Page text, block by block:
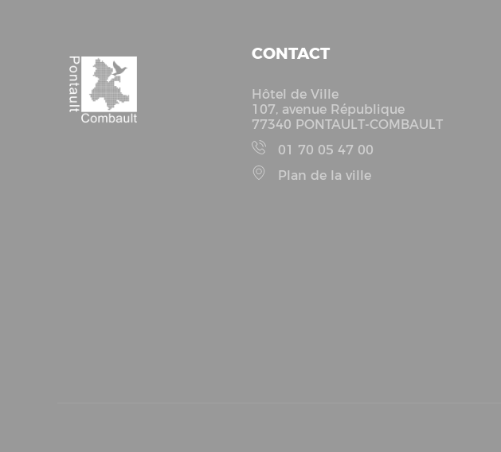
CONTACT
Hôtel de Ville
107, avenue République
77340 PONTAULT-COMBAULT
01 70 05 47 00
Plan de la ville